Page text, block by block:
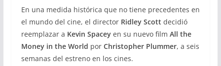
En una medida histórica que no tiene precedentes en
el mundo del cine, el directorRidley Scott decidió
reemplazar a Kevin Spaceyen su nuevo film All the
Money in the World porChristopher Plummer, a seis
semanas del estreno en los cines.